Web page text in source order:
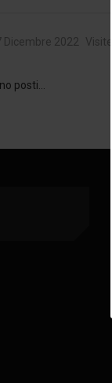
Dicembre 2022
posti...